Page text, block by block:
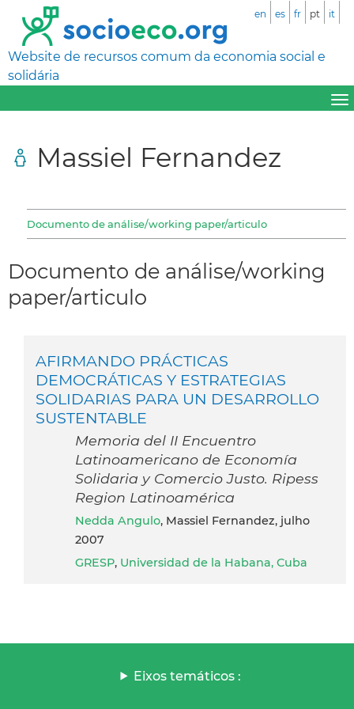
Website de recursos comum da economia social e
solidária
en es fr pt it
Massiel Fernandez
Documento de análise/working paper/articulo
Documento de análise/working
paper/articulo
AFIRMANDO PRÁCTICAS
DEMOCRÁTICAS Y ESTRATEGIAS
SOLIDARIAS PARA UN DESARROLLO
SUSTENTABLE
Memoria del II Encuentro
Latinoamericano de Economía
Solidaria y Comercio Justo. Ripess
Region Latinoamérica
Nedda Angulo, Massiel Fernandez, julho
2007
GRESP, Universidad de la Habana, Cuba
Eixos temáticos :